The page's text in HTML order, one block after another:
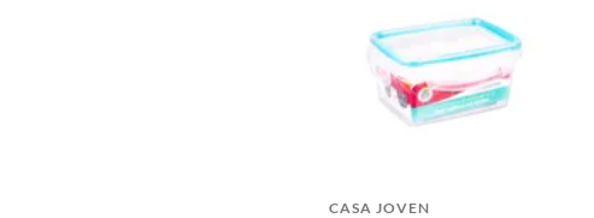
CASA JOVEN